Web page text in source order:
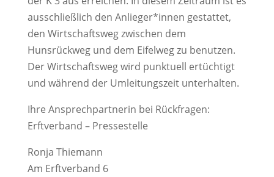
ausschließlich den Anlieger*innen gestattet,
den Wirtschaftsweg zwischen dem
Hunsrückweg und dem Eifelweg zu benutzen.
Der Wirtschaftsweg wird punktuell ertüchtigt
und während der Umleitungszeit unterhalten.
Ihre Ansprechpartnerin bei Rückfragen:
Erftverband – Pressestelle
Ronja Thiemann
Am Erftverband 6